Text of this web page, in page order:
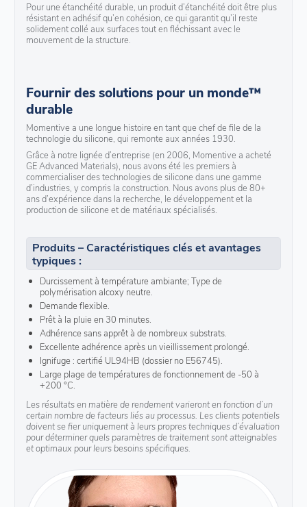
Pour une étanchéité durable, un produit d’étanchéité doit être plus
résistant en adhésif qu’en cohésion, ce qui garantit qu’il reste
solidement collé aux surfaces tout en fléchissant avec le
mouvement de la structure.
Fournir des solutions pour un monde™
durable
Momentive a une longue histoire en tant que chef de file de la
technologie du silicone, qui remonte aux années 1930.
Grâce à notre lignée d’entreprise (en 2006, Momentive a acheté
GE Advanced Materials), nous avons été les premiers à
commercialiser des technologies de silicone dans une gamme
d’industries, y compris la construction. Nous avons plus de 80+
ans d’expérience dans la recherche, le développement et la
production de silicone et de matériaux spécialisés.
Produits – Caractéristiques clés et avantages
typiques :
Durcissement à température ambiante; Type de
polymérisation alcoxy neutre.
Demande flexible.
Prêt à la pluie en 30 minutes.
Adhérence sans apprêt à de nombreux substrats.
Excellente adhérence après un vieillissement prolongé.
Ignifuge : certifié UL94HB (dossier no E56745).
Large plage de températures de fonctionnement de -50 à
+200 °C.
Les résultats en matière de rendement varieront en fonction d’un
certain nombre de facteurs liés au processus. Les clients potentiels
doivent se fier uniquement à leurs propres techniques d’évaluation
pour déterminer quels paramètres de traitement sont atteignables
et optimaux pour leurs besoins spécifiques.